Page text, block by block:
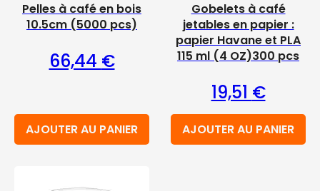
Pelles à café en bois
10.5cm (5000 pcs)
66,44 €
AJOUTER AU PANIER
Gobelets à café
jetables en papier :
papier Havane et PLA
115 ml (4 OZ)300 pcs
19,51 €
AJOUTER AU PANIER